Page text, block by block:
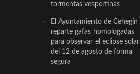
tormentas vespertinas
El Ayuntamiento de Cehegín
reparte gafas homologadas
para observar el eclipse solar
del 12 de agosto de forma
segura